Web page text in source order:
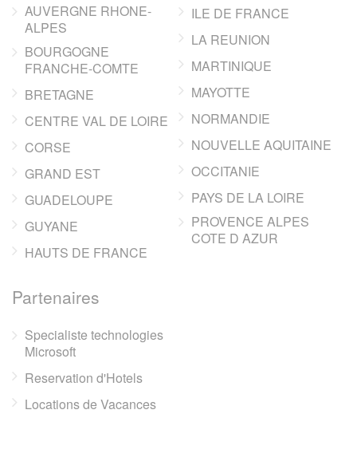
AUVERGNE RHONE-
ALPES
BOURGOGNE
FRANCHE-COMTE
BRETAGNE
CENTRE VAL DE LOIRE
CORSE
GRAND EST
GUADELOUPE
GUYANE
HAUTS DE FRANCE
ILE DE FRANCE
LA REUNION
MARTINIQUE
MAYOTTE
NORMANDIE
NOUVELLE AQUITAINE
OCCITANIE
PAYS DE LA LOIRE
PROVENCE ALPES
COTE D AZUR
Partenaires
Specialiste technologies
Microsoft
Reservation d'Hotels
Locations de Vacances